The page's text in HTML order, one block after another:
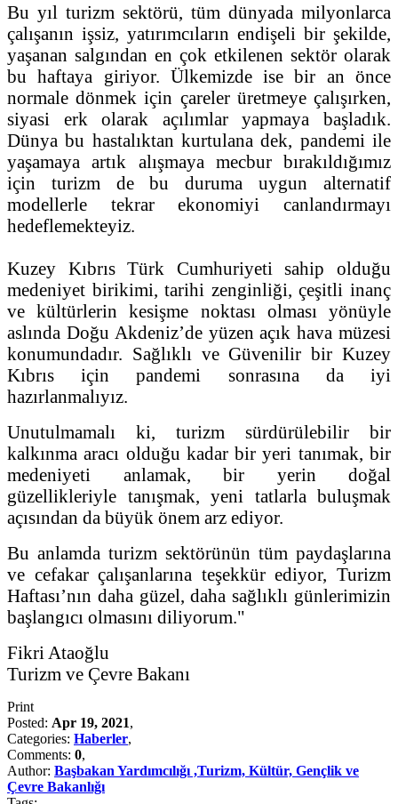
Bu yıl turizm sektörü, tüm dünyada milyonlarca
çalışanın işsiz, yatırımcıların endişeli bir şekilde,
yaşanan salgından en çok etkilenen sektör olarak
bu haftaya giriyor. Ülkemizde ise bir an önce
normale dönmek için çareler üretmeye çalışırken,
siyasi erk olarak açılımlar yapmaya başladık.
Dünya bu hastalıktan kurtulana dek, pandemi ile
yaşamaya artık alışmaya mecbur bırakıldığımız
için turizm de bu duruma uygun alternatif
modellerle tekrar ekonomiyi canlandırmayı
hedeflemekteyiz.
Kuzey Kıbrıs Türk Cumhuriyeti sahip olduğu
medeniyet birikimi, tarihi zenginliği, çeşitli inanç
ve kültürlerin kesişme noktası olması yönüyle
aslında Doğu Akdeniz’de yüzen açık hava müzesi
konumundadır. Sağlıklı ve Güvenilir bir Kuzey
Kıbrıs için pandemi sonrasına da iyi
hazırlanmalıyız.
Unutulmamalı ki, turizm sürdürülebilir bir
kalkınma aracı olduğu kadar bir yeri tanımak, bir
medeniyeti anlamak, bir yerin doğal
güzellikleriyle tanışmak, yeni tatlarla buluşmak
açısından da büyük önem arz ediyor.
Bu anlamda turizm sektörünün tüm paydaşlarına
ve cefakar çalışanlarına teşekkür ediyor, Turizm
Haftası’nın daha güzel, daha sağlıklı günlerimizin
başlangıcı olmasını diliyorum."
Fikri Ataoğlu
Turizm ve Çevre Bakanı
Print
Posted: Apr 19, 2021,
Categories: Haberler,
Comments: 0,
Author: Başbakan Yardımcılığı ,Turizm, Kültür, Gençlik ve
Çevre Bakanlığı